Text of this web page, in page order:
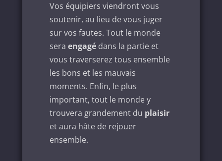
Vos équipiers viendront vous
soutenir, au lieu de vous juger
sur vos fautes. Tout le monde
sera engagédans la partie et
vous traverserez tous ensemble
les bons et les mauvais
moments. Enfin, le plus
important, tout le monde y
trouvera grandement du plaisir
et aura hâte de rejouer
ensemble.